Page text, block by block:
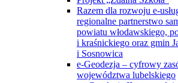
Razem dla rozwoju e-
regionalne partnerstwo
powiatu włodawskiego,
i kraśnickiego oraz gmin
i Sosnowica
e-Geodezja – cyfrowy
województwa lubelskiego